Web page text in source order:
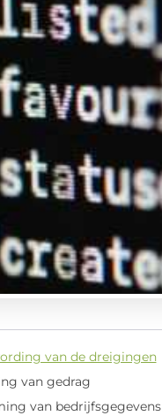
van de dreigingen
van gedrag
van bedrijfsgegevens